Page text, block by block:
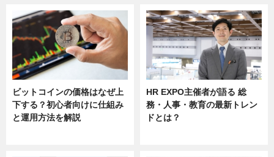
ビットコインの価格はなぜ上
下する？初心者向けに仕組み
と運用方法を解説
HR EXPO主催者が語る 総
務・人事・教育の最新トレン
ドとは？